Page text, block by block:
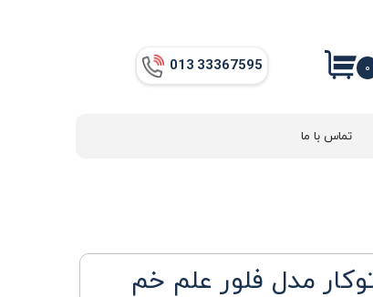
013​​​​​​​ 33367595
تماس با ما
۰
مدل فلور علم خم